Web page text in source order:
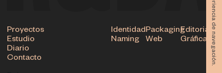
Proyectos
Estudio
Diario
Contacto
IdentidadPackagingEditorial
Naming
Web Gráfica